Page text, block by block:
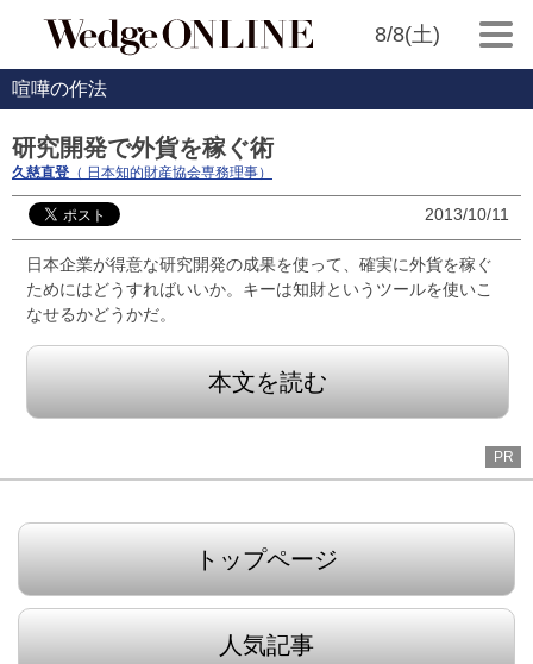
8/8(土)
喧嘩の作法
研究開発で外貨を稼ぐ術
久慈直登 （ 日本知的財産協会専務理事）
2013/10/11
日本企業が得意な研究開発の成果を使って、確実に外貨を稼ぐ
ためにはどうすればいいか。キーは知財というツールを使いこ
なせるかどうかだ。
本文を読む
PR
トップページ
人気記事